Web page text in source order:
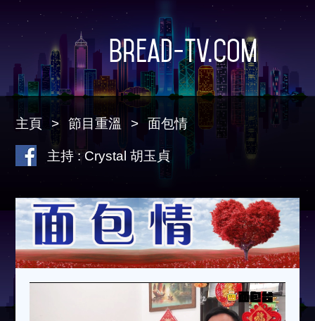
Bread-TV.com
主頁 節目重溫 面包情
主持 : Crystal 胡玉貞